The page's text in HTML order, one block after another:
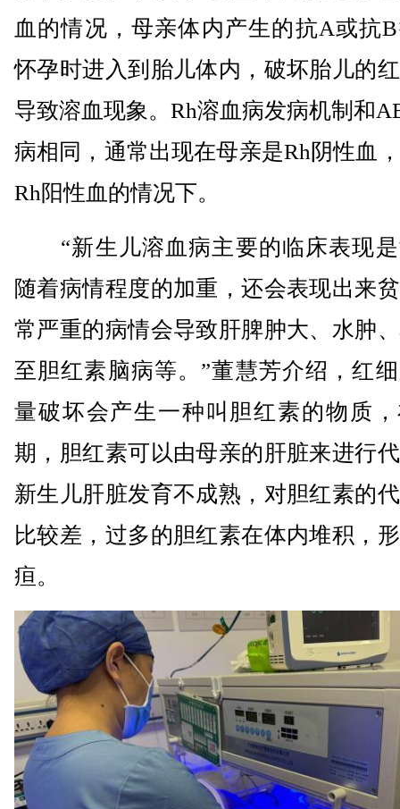
血的情况，母亲体内产生的抗A或抗
怀孕时进入到胎儿体内，破坏胎儿的
导致溶血现象。Rh溶血病发病机制和
病相同，通常出现在母亲是Rh阴性血
Rh阳性血的情况下。
“新生儿溶血病主要的临床表现是
随着病情程度的加重，还会表现出来
常严重的病情会导致肝脾肿大、水肿
至胆红素脑病等。”董慧芳介绍，红
量破坏会产生一种叫胆红素的物质
期，胆红素可以由母亲的肝脏来进行
新生儿肝脏发育不成熟，对胆红素的
比较差，过多的胆红素在体内堆积，
疸。